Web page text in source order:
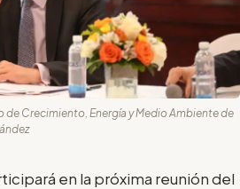
de Crecimiento, Energía y Medio Ambiente de
en la próxima reunión del